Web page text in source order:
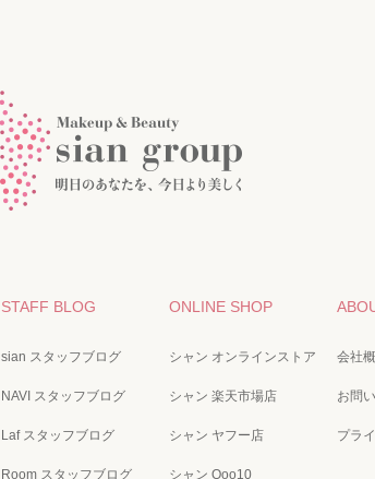
STAFF BLOG
sian スタッフブログ
NAVI スタッフブログ
Laf スタッフブログ
Room スタッフブログ
ONLINE SHOP
シャン オンラインストア
シャン 楽天市場店
シャン ヤフー店
シャン Qoo10
会社
お問
プラ